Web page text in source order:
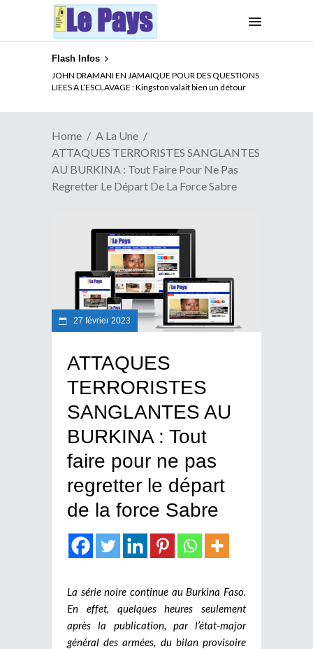
Flash Infos
JOHN DRAMANI EN JAMAIQUE POUR DES QUESTIONS
LIEES A L’ESCLAVAGE : Kingston valait bien un détour
ELECTION DE TALON A LA TETE DU SENAT BENINOIS :
Quand Patrice quitte le pouvoir sans partir !
Home
A La Une
ATTAQUES TERRORISTES SANGLANTES
AU BURKINA : Tout Faire Pour Ne Pas
Regretter Le Départ De La Force Sabre
27 février 2023
ATTAQUES
TERRORISTES
SANGLANTES AU
BURKINA : Tout
faire pour ne pas
regretter le départ
de la force Sabre
La série noire continue au Burkina Faso.
En effet, quelques heures seulement
après la publication, par l’état-major
général des armées, du bilan provisoire